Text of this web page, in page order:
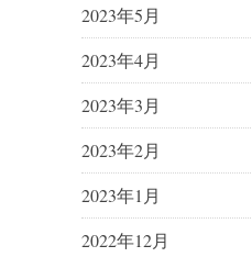
2023年5月
2023年4月
2023年3月
2023年2月
2023年1月
2022年12月